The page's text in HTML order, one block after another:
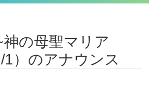
の母聖マリア
1）のアナウンス